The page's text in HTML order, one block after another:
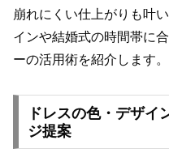
崩れにくい仕上がりも叶
インや結婚式の時間帯に
ーの活用術を紹介します。
ドレスの色・デザイ
ジ提案